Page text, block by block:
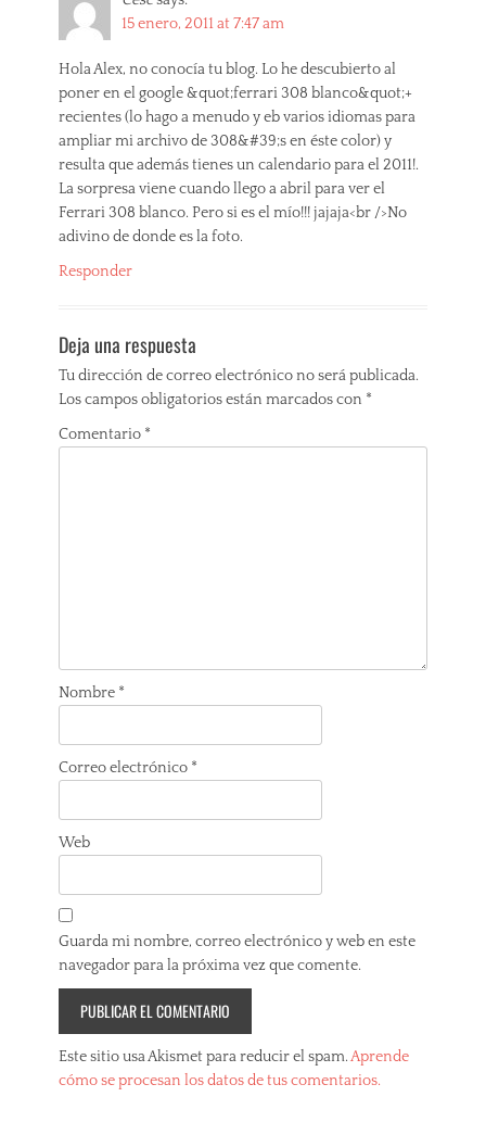
15 enero, 2011 at 7:47 am
Hola Alex, no conocía tu blog. Lo he descubierto al
poner en el google &quot;ferrari 308 blanco&quot;+
recientes (lo hago a menudo y eb varios idiomas para
ampliar mi archivo de 308&#39;s en éste color) y
resulta que además tienes un calendario para el 2011!.
La sorpresa viene cuando llego a abril para ver el
Ferrari 308 blanco. Pero si es el mío!!! jajaja<br />No
adivino de donde es la foto.
Responder
Deja una respuesta
Tu dirección de correo electrónico no será publicada.
Los campos obligatorios están marcados con *
Comentario *
Nombre *
Correo electrónico *
Web
Guarda mi nombre, correo electrónico y web en este
navegador para la próxima vez que comente.
Este sitio usa Akismet para reducir el spam.Aprende
cómo se procesan los datos de tus comentarios.